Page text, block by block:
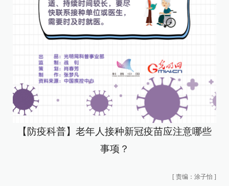
【防疫科普】老年人接种新冠疫苗应注意哪些
事项？
[ 责编：涂子怡 ]